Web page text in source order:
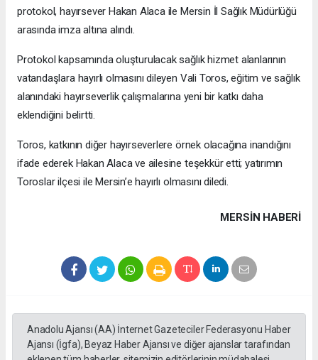
protokol, hayırsever Hakan Alaca ile Mersin İl Sağlık Müdürlüğü
arasında imza altına alındı.
Protokol kapsamında oluşturulacak sağlık hizmet alanlarının
vatandaşlara hayırlı olmasını dileyen Vali Toros, eğitim ve sağlık
alanındaki hayırseverlik çalışmalarına yeni bir katkı daha
eklendiğini belirtti.
Toros, katkının diğer hayırseverlere örnek olacağına inandığını
ifade ederek Hakan Alaca ve ailesine teşekkür etti; yatırımın
Toroslar ilçesi ile Mersin’e hayırlı olmasını diledi.
MERSIN HABERİ
Anadolu Ajansı (AA) İnternet Gazeteciler Federasyonu Haber
Ajansı (İgfa), Beyaz Haber Ajansı ve diğer ajanslar tarafından